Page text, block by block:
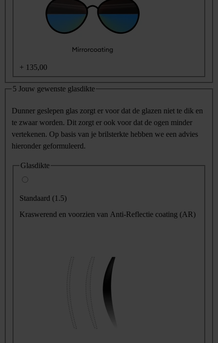
+ 135,00
5 Jouw gewenste glasdikte
Dunner geslepen glas zorgt er voor dat de glazen niet te dik en
te zwaar worden. Dit zorgt er ook voor dat de ogen minder
vertekenen. Op basis van je brilsterkte hebben we een advies
hieronder geformuleerd.
Glasdikte
Standaard (1.5)
Kraswerend en voorzien van Anti-Reflectie coating (AR)